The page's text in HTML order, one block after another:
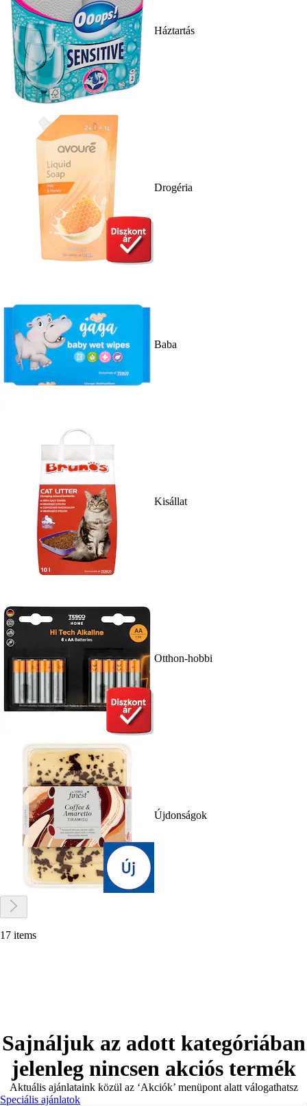
Háztartás
Drogéria
Baba
Kisállat
Otthon-hobbi
Újdonságok
17 items
Sajnáljuk az adott kategóriában
jelenleg nincsen akciós termék
Aktuális ajánlataink közül az ‘Akciók’ menüpont alatt válogathatsz
Speciális ajánlatok